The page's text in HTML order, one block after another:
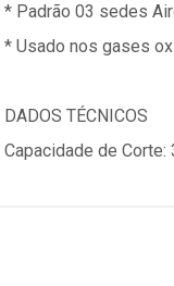
* Padrão 03 sedes
* Usado nos gases
DADOS TÉCNICOS
Capacidade de Corte: